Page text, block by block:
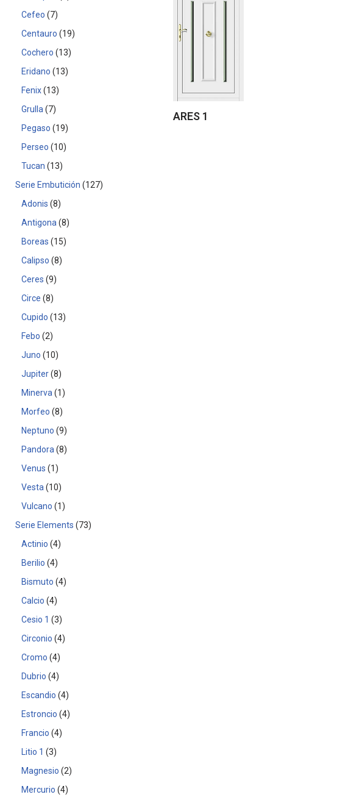
Cefeo
7
Centauro
19
Cochero
13
Eridano
13
Fenix 13
Grulla
7
Pegaso
19
Perseo
10
Tucan
13
Serie Embutición
127
Adonis 8
Antigona 8
Boreas
15
Calipso 8
Ceres 9
Circe 8
Cupido
13
Febo 2
Juno
10
Jupiter 8
Minerva
1
Morfeo 8
Neptuno 9
Pandora 8
Venus
1
Vesta
10
Vulcano
1
Serie Elements
73
Actinio 4
Berilio 4
Bismuto 4
Calcio 4
Cesio 1
3
Circonio 4
Cromo 4
Dubrio 4
Escandio 4
Estroncio 4
Francio 4
Litio 1
3
Magnesio 2
Mercurio 4
ARES 1